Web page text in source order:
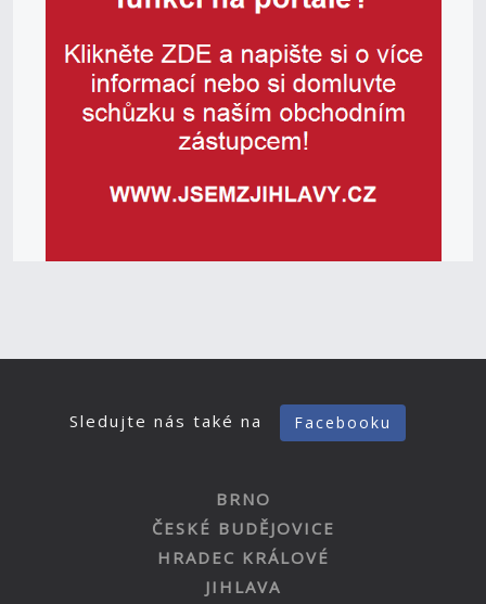
Sledujte nás také na Facebooku
BRNO
ČESKÉ BUDĚJOVICE
HRADEC KRÁLOVÉ
JIHLAVA